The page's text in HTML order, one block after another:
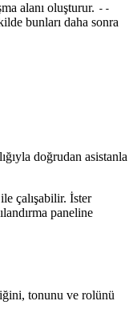
alanı oluşturur. --
bunları daha sonra
doğrudan asistanla
çalışabilir. İster
paneline
tonunu ve rolünü